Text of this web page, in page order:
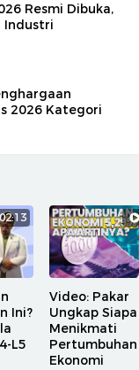
Resmi Dibuka,
Industri
2026 Kategori
02:13
Ini?
L5
Video: Pakar
Ungkap
Menikmati
Pertumbuhan
Ekonomi